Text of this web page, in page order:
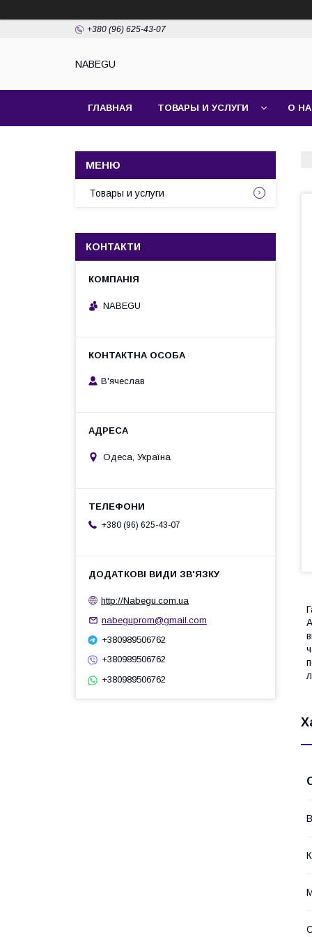
+380 (96) 625-43-07
NABEGU
ГЛАВНАЯ ТОВАРЫ И УСЛУГИ О
Товары и услуги
КОНТАКТИ
NABEGU
В'ячеслав
Одеса, Україна
+380 (96) 625-43-07
http://Nabegu.com.ua
nabeguprom@gmail.com
+380989506762
+380989506762
+380989506762